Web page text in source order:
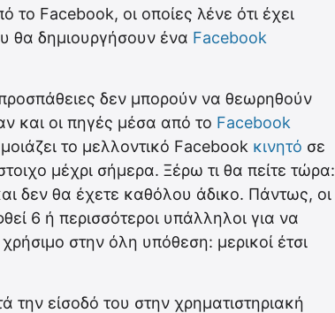
Facebook, οι οποίες λένε ότι έχει
θα δημιουργήσουν ένα Facebook
δεν μπορούν να θεωρηθούν
και οι πηγές μέσα από το Facebook
το μελλοντικό Facebook κινητό σε
μέχρι σήμερα. Ξέρω τι θα πείτε τώρα:
δεν θα έχετε καθόλου άδικο. Πάντως, οι
6 ή περισσότεροι υπάλληλοι για να
στην όλη υπόθεση: μερικοί έτσι
την είσοδό του στην χρηματιστηριακή